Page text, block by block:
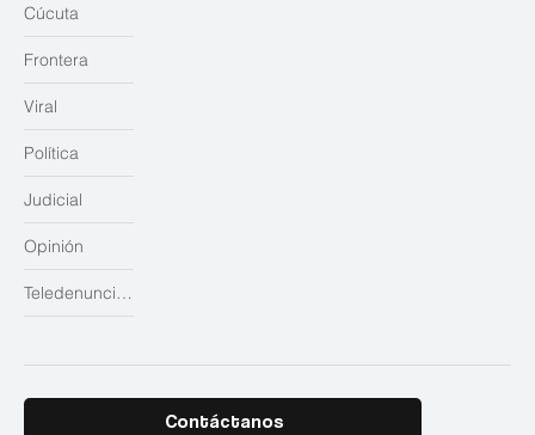
Judicial
Opinión
Teledenuncias
Cúcuta
Frontera
Viral
Política
Contáctanos